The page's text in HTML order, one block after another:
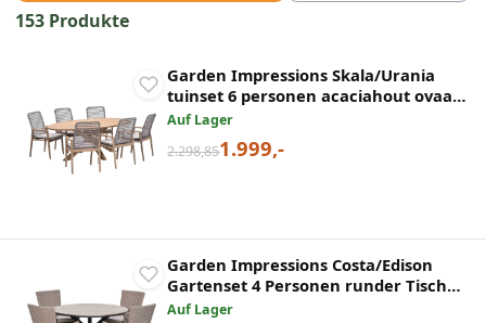
153 Produkte
Garden Impressions Skala/Urania
tuinset 6 personen acaciahout ovaal
220 cm
Auf Lager
2.298,851.999,-
Garden Impressions Costa/Edison
Gartenset 4 Personen runder Tisch
mit Wicker-Stühlen
Auf Lager